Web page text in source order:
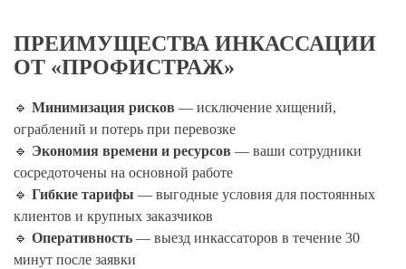
ПРЕИМУЩЕСТВА ИНКАССАЦИИ
ОТ «ПРОФИСТРАЖ»
🔹 Минимизация рисков — исключение хищений,
ограблений и потерь при перевозке
🔹 Экономия времени и ресурсов — ваши сотрудники
сосредоточены на основной работе
🔹 Гибкие тарифы — выгодные условия для постоянных
клиентов и крупных заказчиков
🔹 Оперативность — выезд инкассаторов в течение 30
минут после заявки